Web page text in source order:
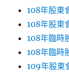
108年股東
108年股東
108年臨時
108年臨時
109年股東